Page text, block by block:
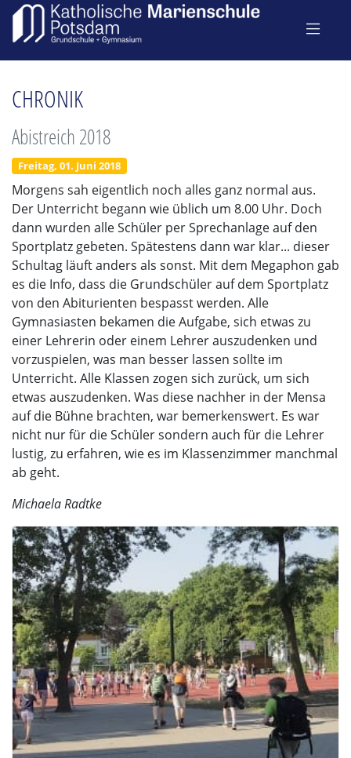
CHRONIK
Abistreich 2018
Freitag, 01. Juni 2018
Morgens sah eigentlich noch alles ganz normal aus.
Der Unterricht begann wie üblich um 8.00 Uhr. Doch
dann wurden alle Schüler per Sprechanlage auf den
Sportplatz gebeten. Spätestens dann war klar... dieser
Schultag läuft anders als sonst. Mit dem Megaphon gab
es die Info, dass die Grundschüler auf dem Sportplatz
von den Abiturienten bespasst werden. Alle
Gymnasiasten bekamen die Aufgabe, sich etwas zu
einer Lehrerin oder einem Lehrer auszudenken und
vorzuspielen, was man besser lassen sollte im
Unterricht. Alle Klassen zogen sich zurück, um sich
etwas auszudenken. Was diese nachher in der Mensa
auf die Bühne brachten, war bemerkenswert. Es war
nicht nur für die Schüler sondern auch für die Lehrer
lustig, zu erfahren, wie es im Klassenzimmer manchmal
ab geht.
Michaela Radtke